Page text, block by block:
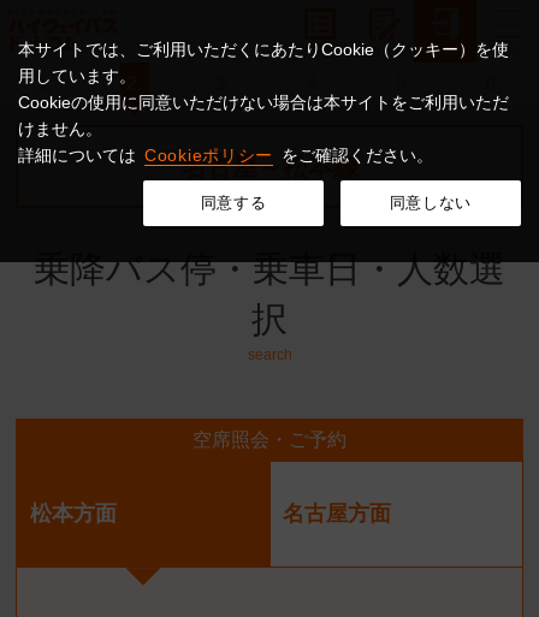
本サイトでは、ご利用いただくにあたりCookie（クッキー）を使
用しています。
Cookieの使用に同意いただけない場合は本サイトをご利用いただ
けません。
詳細については Cookieポリシー をご確認ください。
同意する 同意しない
1.
名古屋～松本線
乗降バス停・乗車日・人数選
択
search
空席照会・ご予約
松本方面 名古屋方面